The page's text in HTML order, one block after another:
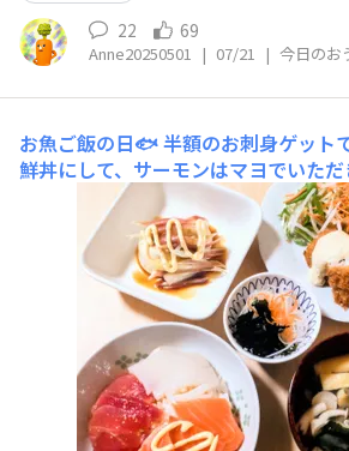
22 69
Anne20250501 | 07/21 | 今日のお
お魚ご飯の日🐟半額のお刺身ゲット
鮮丼にして、サーモンはマヨでいた
イにはレモン🍋タルタルが定番です
お揚げとしめじ、ワカメのお味噌汁